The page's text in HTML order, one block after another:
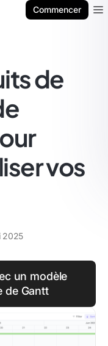
Commencer
de
vos
2025
un modèle
de Gantt